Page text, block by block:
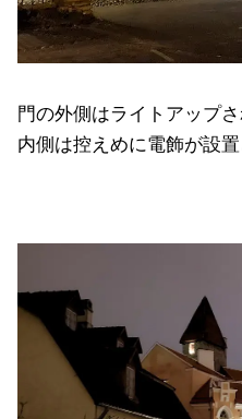
門の外側はライトアップ
内側は控えめに電飾が設置